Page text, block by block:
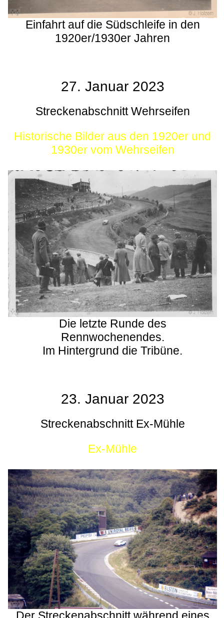
Einfahrt auf die Südschleife in den
1920er/1930er Jahren
27. Januar 2023
Streckenabschnitt Wehrseifen
Historische Bilder aus den 1920er und
1930er vom Wehrseifen
Die letzte Runde des
Rennwochenendes.
Im Hintergrund die Tribüne.
23. Januar 2023
Streckenabschnitt Ex-Mühle
Ex-Mühle